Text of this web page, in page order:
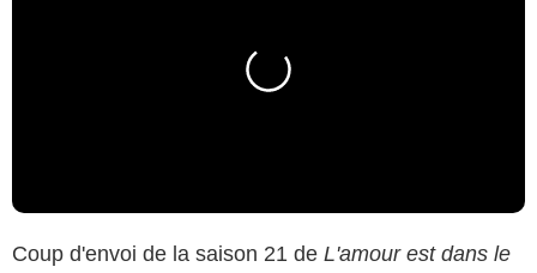
Coup d'envoi de la saison 21 de L'amour est dans le